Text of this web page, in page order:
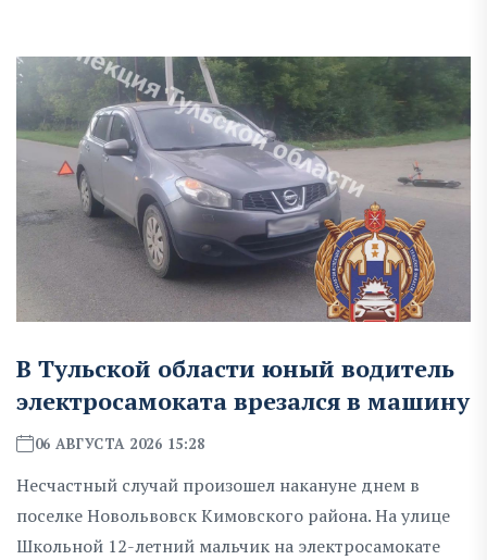
В Тульской области юный водитель
электросамоката врезался в машину
06 АВГУСТА 2026 15:28
Несчастный случай произошел накануне днем в
поселке Новольвовск Кимовского района. На улице
Школьной 12-летний мальчик на электросамокате